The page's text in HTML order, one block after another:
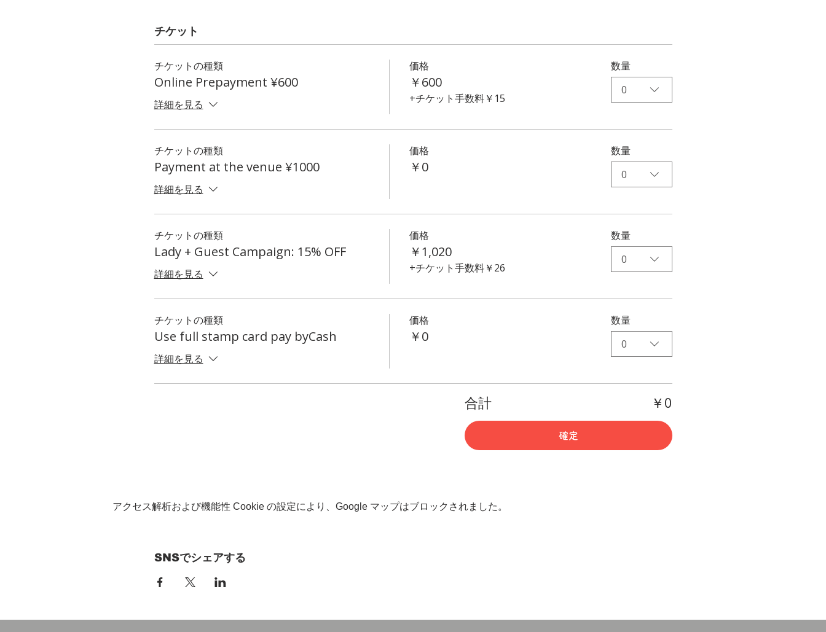
チケット
チケットの種類
Online Prepayment ¥600
詳細を見る
価格
￥600
+チケット手数料￥15
数量
0
チケットの種類
Payment at the venue ¥1000
詳細を見る
価格
￥0
数量
0
チケットの種類
Lady + Guest Campaign: 15% OFF
詳細を見る
価格
￥1,020
+チケット手数料￥26
数量
0
チケットの種類
Use full stamp card pay byCash
詳細を見る
価格
￥0
数量
0
合計 ￥0
確定
アクセス解析および機能性 Cookie の設定により、Google マップはブロックされました。
SNSでシェアする